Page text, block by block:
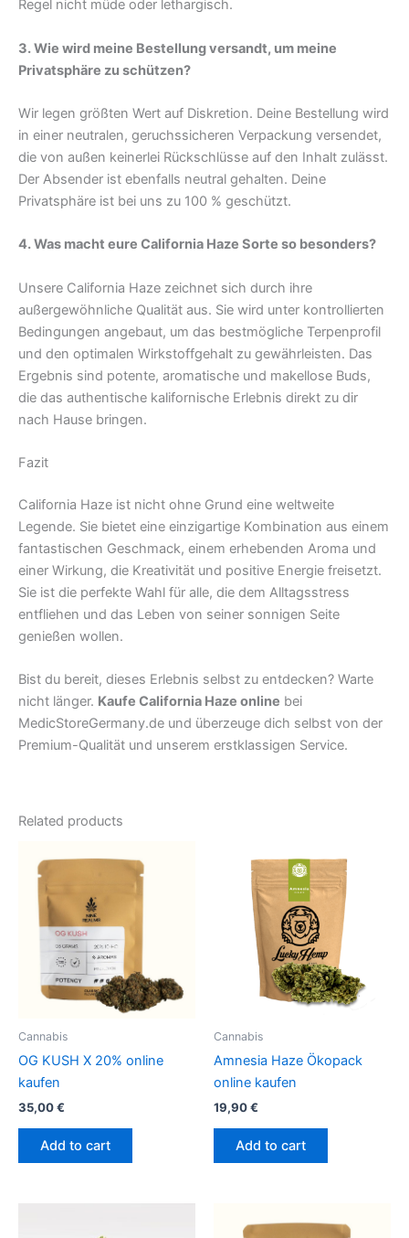
Regel nicht müde oder lethargisch.
3. Wie wird meine Bestellung versandt, um meine
Privatsphäre zu schützen?
Wir legen größten Wert auf Diskretion. Deine Bestellung wird
in einer neutralen, geruchssicheren Verpackung versendet,
die von außen keinerlei Rückschlüsse auf den Inhalt zulässt.
Der Absender ist ebenfalls neutral gehalten. Deine
Privatsphäre ist bei uns zu 100 % geschützt.
4. Was macht eure California Haze Sorte so besonders?
Unsere California Haze zeichnet sich durch ihre
außergewöhnliche Qualität aus. Sie wird unter kontrollierten
Bedingungen angebaut, um das bestmögliche Terpenprofil
und den optimalen Wirkstoffgehalt zu gewährleisten. Das
Ergebnis sind potente, aromatische und makellose Buds,
die das authentische kalifornische Erlebnis direkt zu dir
nach Hause bringen.
Fazit
California Haze ist nicht ohne Grund eine weltweite
Legende. Sie bietet eine einzigartige Kombination aus einem
fantastischen Geschmack, einem erhebenden Aroma und
einer Wirkung, die Kreativität und positive Energie freisetzt.
Sie ist die perfekte Wahl für alle, die dem Alltagsstress
entfliehen und das Leben von seiner sonnigen Seite
genießen wollen.
Bist du bereit, dieses Erlebnis selbst zu entdecken? Warte
nicht länger. Kaufe California Haze online bei
MedicStoreGermany.de und überzeuge dich selbst von der
Premium-Qualität und unserem erstklassigen Service.
Related products
Cannabis
OG KUSH X 20% online
kaufen
35,00€
Add to cart
Cannabis
Amnesia Haze Ökopack
online kaufen
19,90€
Add to cart